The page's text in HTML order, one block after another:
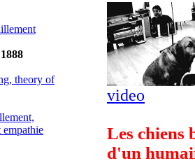
theory of
empathie
video
Les chiens
d'un